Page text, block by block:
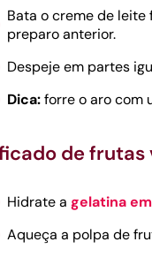
Bata o creme de
preparo anterior.
Despeje em partes
Dica:forre o aro com
de frutas
Hidrate a gelatina
Aqueça a polpa de